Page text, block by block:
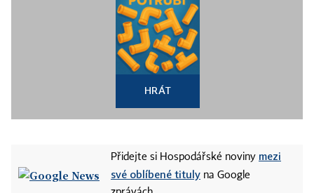
HRÁT
Přidejte si Hospodářské noviny mezi
své oblíbené tituly na Google